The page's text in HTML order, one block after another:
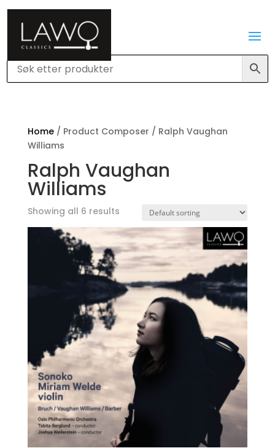
Home/ Product Composer / Ralph Vaughan
Williams
Ralph Vaughan
Williams
Showing all 6 results